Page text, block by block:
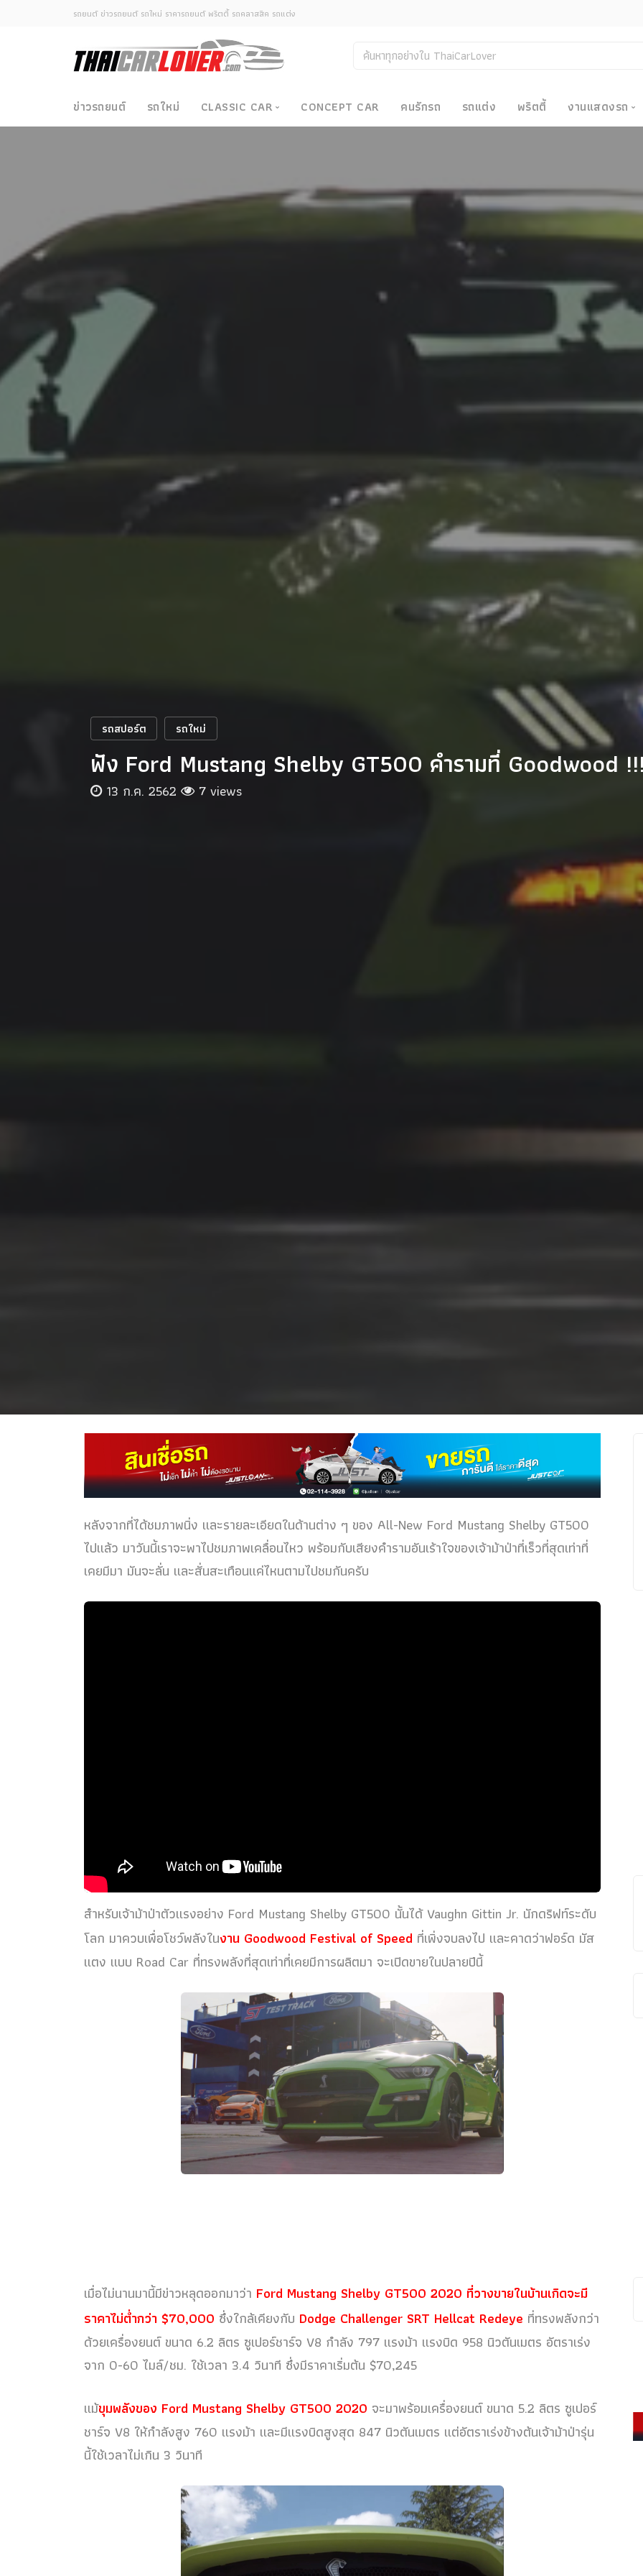
รถยนต์ ข่าวรถยนต์ รถใหม่ ราคารถยนต์ พริตตี้ รถคลาสสิค รถแต่ง
ข่าวรถยนต์ รถใหม่ CLASSIC CAR
ซามูไรวินเทจ-ญี่ปุ่น
CONCEPT CAR คนรักรถ รถแต่ง พริตตี้ งานแสดงรถ
Motor
รถสปอร์ต รถใหม่
ฟัง Ford Mustang Shelby GT500 คำรามที่ Goodwood
13 ก.ค. 2562 7 views
หลังจากที่ได้ชมภาพนิ่ง และรายละเอียดในด้านต่าง ๆ ของ All-New Ford Mustang Shelby GT500
ไปแล้ว มาวันนี้เราจะพาไปชมภาพเคลื่อนไหว พร้อมกับเสียงคำรามอันเร้าใจของเจ้าม้าป่าที่เร็วที่สุดเท่าที่
เคยมีมา มันจะลั่น และสั่นสะเทือนแค่ไหนตามไปชมกันครับ
สำหรับเจ้าม้าป่าตัวแรงอย่าง Ford Mustang Shelby GT500 นั้นได้ Vaughn Gittin Jr. นักดริฟท์ระดับ
โลก มาควบเพื่อโชว์พลังในงาน Goodwood Festival of Speed ที่เพิ่งจบลงไป และคาดว่าฟอร์ด มัส
แตง แบบ Road Car ที่ทรงพลังที่สุดเท่าที่เคยมีการผลิตมา จะเปิดขายในปลายปีนี้
เมื่อไม่นานมานี้มีข่าวหลุดออกมาว่า Ford Mustang Shelby GT500 2020 ที่วางขายในบ้านเกิดจะมี
ราคาไม่ต่ำกว่า $70,000 ซึ่งใกล้เคียงกับ Dodge Challenger SRT Hellcat Redeye ที่ทรงพลังกว่า
ด้วยเครื่องยนต์ ขนาด 6.2 ลิตร ซูเปอร์ชาร์จ V8 กำลัง 797 แรงม้า แรงบิด 958 นิวตันเมตร อัตราเร่ง
จาก 0-60 ไมล์/ชม. ใช้เวลา 3.4 วินาที ซึ่งมีราคาเริ่มต้น $70,245
แม้ขุมพลังของ Ford Mustang Shelby GT500 2020 จะมาพร้อมเครื่องยนต์ ขนาด 5.2 ลิตร ซูเปอร์
ชาร์จ V8 ให้กำลังสูง 760 แรงม้า และมีแรงบิดสูงสุด 847 นิวตันเมตร แต่อัตราเร่งข้างต้นเจ้าม้าป่ารุ่น
นี้ใช้เวลาไม่เกิน 3 วินาที